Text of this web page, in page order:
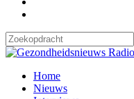
Home
Nieuws